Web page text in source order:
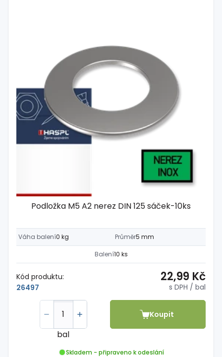
Podložka M5 A2 nerez DIN 125 sáček-10ks
Váha balení0 kg Průměr5 mm
Balení10 ks
Kód produktu:
26497
22,99 Kč
s DPH / bal
bal
Koupit
Skladem - připraveno k odeslání